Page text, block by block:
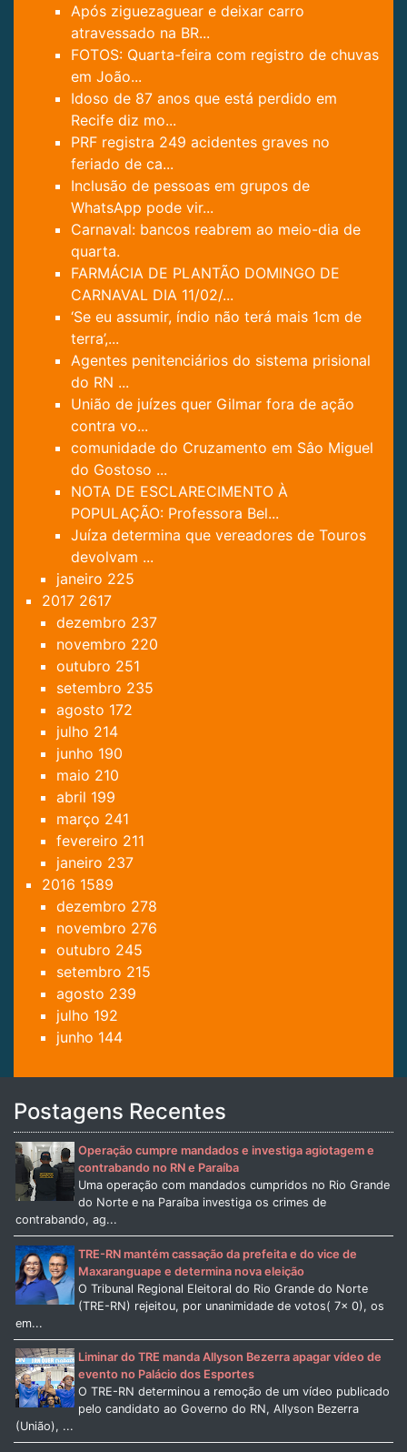
Após ziguezaguear e deixar carro
atravessado na BR...
FOTOS: Quarta-feira com registro de chuvas
em João...
Idoso de 87 anos que está perdido em
Recife diz mo...
PRF registra 249 acidentes graves no
feriado de ca...
Inclusão de pessoas em grupos de
WhatsApp pode vir...
Carnaval: bancos reabrem ao meio-dia de
quarta.
FARMÁCIA DE PLANTÃO DOMINGO DE
CARNAVAL DIA 11/02/...
‘Se eu assumir, índio não terá mais 1cm de
terra’,...
Agentes penitenciários do sistema prisional
do RN ...
União de juízes quer Gilmar fora de ação
contra vo...
comunidade do Cruzamento em Sâo Miguel
do Gostoso ...
NOTA DE ESCLARECIMENTO À
POPULAÇÃO: Professora Bel...
Juíza determina que vereadores de Touros
devolvam ...
janeiro 225
2017 2617
dezembro 237
novembro 220
outubro 251
setembro 235
agosto 172
julho 214
junho 190
maio 210
abril 199
março 241
fevereiro 211
janeiro 237
2016 1589
dezembro 278
novembro 276
outubro 245
setembro 215
agosto 239
julho 192
junho 144
Postagens Recentes
Operação cumpre mandados e investiga agiotagem e
contrabando no RN e Paraíba
Uma operação com mandados cumpridos no Rio Grande
do Norte e na Paraíba investiga os crimes de
contrabando, ag...
TRE-RN mantém cassação da prefeita e do vice de
Maxaranguape e determina nova eleição
O Tribunal Regional Eleitoral do Rio Grande do Norte
(TRE-RN) rejeitou, por unanimidade de votos( 7x 0), os
em...
Liminar do TRE manda Allyson Bezerra apagar vídeo de
evento no Palácio dos Esportes
O TRE-RN determinou a remoção de um vídeo publicado
pelo candidato ao Governo do RN, Allyson Bezerra
(União), ...